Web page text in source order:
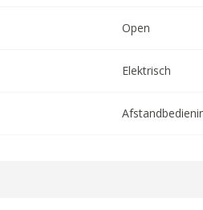
Open
Elektrisch